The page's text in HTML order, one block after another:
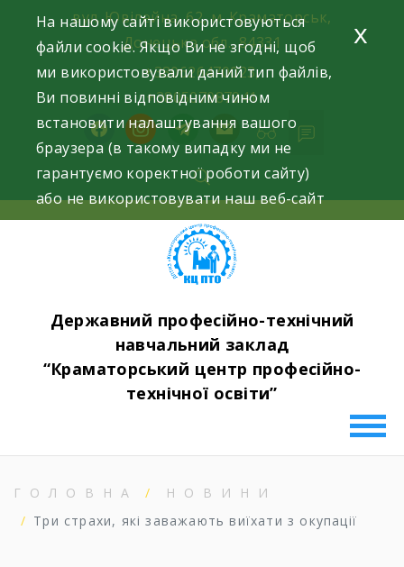
content
вул. Ювілейна, 62, м. Краматорськ,
Донецька обл., 84331
+380626470023,
+380507087941
facebookinstagramtelegram
mail
Державний професійно-технічний
навчальний заклад
“Краматорський центр професійно-
технічної освіти”
ГОЛОВНА
НОВИНИ
Три страхи, які заважають виїхати з окупації
На нашому сайті використовуються
файли cookie. Якщо Ви не згодні, щоб
ми використовували даний тип файлів,
Ви повинні відповідним чином
встановити налаштування вашого
браузера (в такому випадку ми не
гарантуємо коректної роботи сайту)
або не використовувати наш веб-сайт
x